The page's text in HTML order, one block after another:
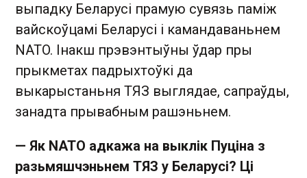
выпадку Беларусі прамую сувязь паміж
вайскоўцамі Беларусі і камандаваньнем
NATO. Інакш прэвэнтыўны ўдар пры
прыкметах падрыхтоўкі да
выкарыстаньня ТЯЗ выглядае, сапраўды,
занадта прывабным рашэньнем.
— Як NATO адкажа на выклік Пуціна з
разьмяшчэньнем ТЯЗ у Беларусі? Ці